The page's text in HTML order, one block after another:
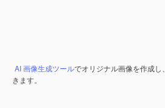
AI 画像生成ツールでオリジナル画像を作成し、
きます。